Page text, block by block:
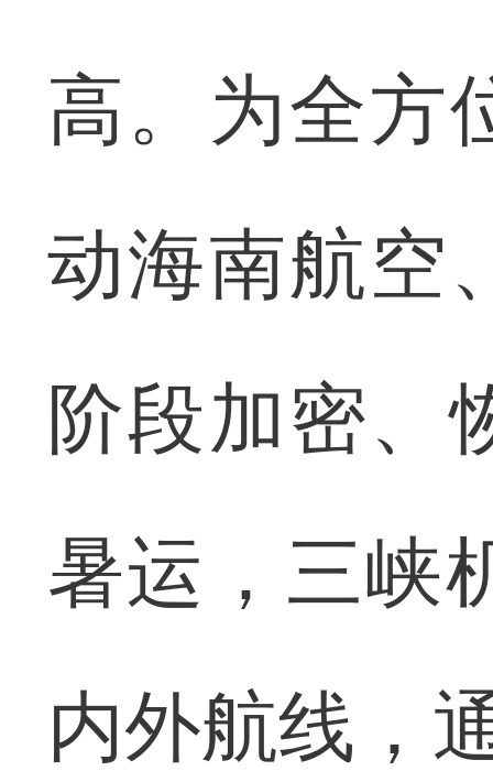
高。为全方
动海南航空
阶段加密、
暑运，三峡
内外航线，